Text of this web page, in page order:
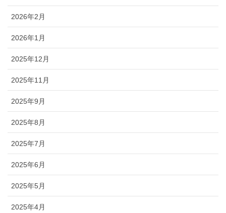
2026年2月
2026年1月
2025年12月
2025年11月
2025年9月
2025年8月
2025年7月
2025年6月
2025年5月
2025年4月